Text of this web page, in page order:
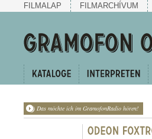
FILMALAP FILMARCHÍVUM
Das möchte ich im GramofonRadio hören!